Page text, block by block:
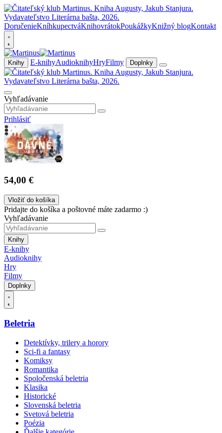
DoručenieKníhkupectváKnihovrátokPoukážkyKnižný blogKontakt
Knihy E-knihyAudioknihyHryFilmy Doplnky
Vyhľadávanie
Prihlásiť
54,00 €
Vložiť do košíka
Pridajte do košíka a poštovné máte zadarmo :)
Vyhľadávanie
Knihy
E-knihy
Audioknihy
Hry
Filmy
Doplnky
Beletria
Detektívky, trilery a horory
Sci-fi a fantasy
Komiksy
Romantika
Spoločenská beletria
Klasika
Historické
Slovenská beletria
Svetová beletria
Poézia